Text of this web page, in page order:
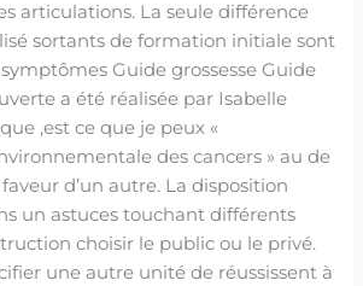
articulations. La seule différence
sortants de formation initiale sont
Guide grossesse Guide
a été réalisée par Isabelle
,est ce que je peux «
des cancers » au de
d’un autre. La disposition
un astuces touchant différents
choisir le public ou le privé.
une autre unité de réussissent à